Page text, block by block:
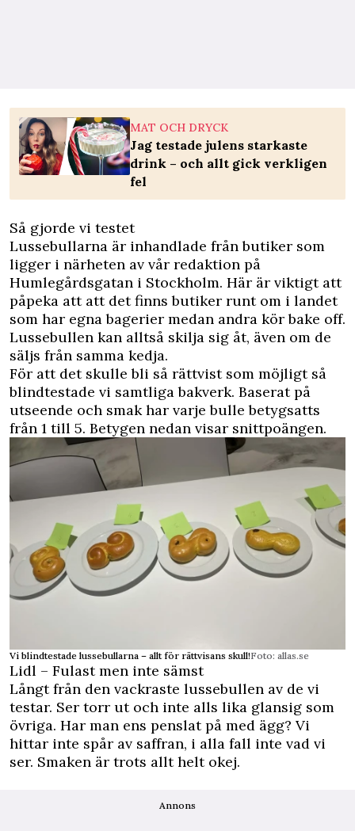
MAT OCH DRYCK
Jag testade julens starkaste
drink – och allt gick verkligen
fel
Så gjorde vi testet
Lussebullarna är inhandlade från butiker som
ligger i närheten av vår redaktion på
Humlegårdsgatan i Stockholm. Här är viktigt att
påpeka att att det finns butiker runt om i landet
som har egna bagerier medan andra kör bake off.
Lussebullen kan alltså skilja sig åt, även om de
säljs från samma kedja.
För att det skulle bli så rättvist som möjligt så
blindtestade vi samtliga bakverk. Baserat på
utseende och smak har varje bulle betygsatts
från 1 till 5. Betygen nedan visar snittpoängen.
Vi blindtestade lussebullarna – allt för rättvisans skull!Foto: allas.se
Lidl – Fulast men inte sämst
Långt från den vackraste lussebullen av de vi
testar. Ser torr ut och inte alls lika glansig som
övriga. Har man ens penslat på med ägg? Vi
hittar inte spår av saffran, i alla fall inte vad vi
ser. Smaken är trots allt helt okej.
Annons